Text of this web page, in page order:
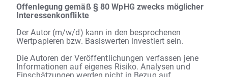
Offenlegung gemäß § 80 WpHG zwecks möglicher
Interessenkonflikte
Der Autor (m/w/d) kann in den besprochenen
Wertpapieren bzw. Basiswerten investiert sein.
Die Autoren der Veröffentlichungen verfassen jene
Informationen auf eigenes Risiko. Analysen und
Einschätzungen werden nicht in Bezug auf